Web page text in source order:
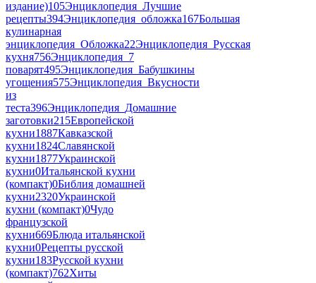
издание)105Энциклопедия_Лучшие
рецепты394Энциклопедия_обложка167Большая
кулинарная
энциклопедия_Обложка22Энциклопедия_Русская
кухня756Энциклопедия_7
поварят495Энциклопедия_Бабушкины
угощения575Энциклопедия_Вкусности
из
теста396Энциклопедия_Домашние
заготовки215Европейской
кухни1887Кавказской
кухни1824Славянской
кухни1877Украинской
кухни0Итальянской кухни
(компакт)0Библия домашней
кухни2320Украинской
кухни (компакт)0Чудо
французской
кухни669Блюда итальянской
кухни0Рецепты русской
кухни183Русской кухни
(компакт)762Хиты